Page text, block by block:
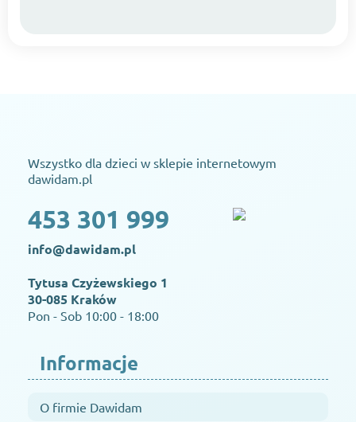
Wszystko dla dzieci w sklepie internetowym
dawidam.pl
453 301 999
info@dawidam.pl
Tytusa Czyżewskiego 1
30-085 Kraków
Pon - Sob 10:00 - 18:00
Informacje
O firmie Dawidam